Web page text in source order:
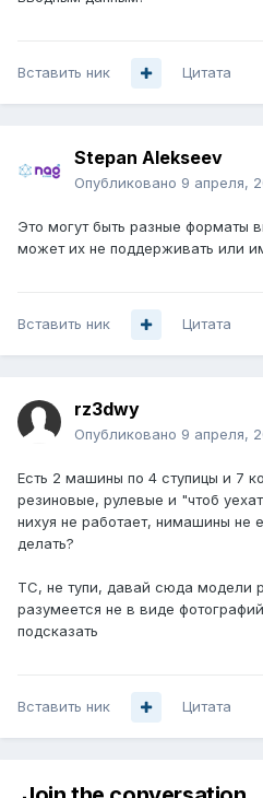
Вставить ник Цитата
Stepan Alekseev
Опубликовано 9 апреля,
Это могут быть разные форматы
может их не поддерживать или
Вставить ник Цитата
rz3dwy
Опубликовано 9 апреля,
Есть 2 машины по 4 ступицы и 7
резиновые, рулевые и "чтоб
нихуя не работает, нимашины не
делать?
ТС, не тупи, давай сюда модели
разумеется не в виде
подсказать
Вставить ник Цитата